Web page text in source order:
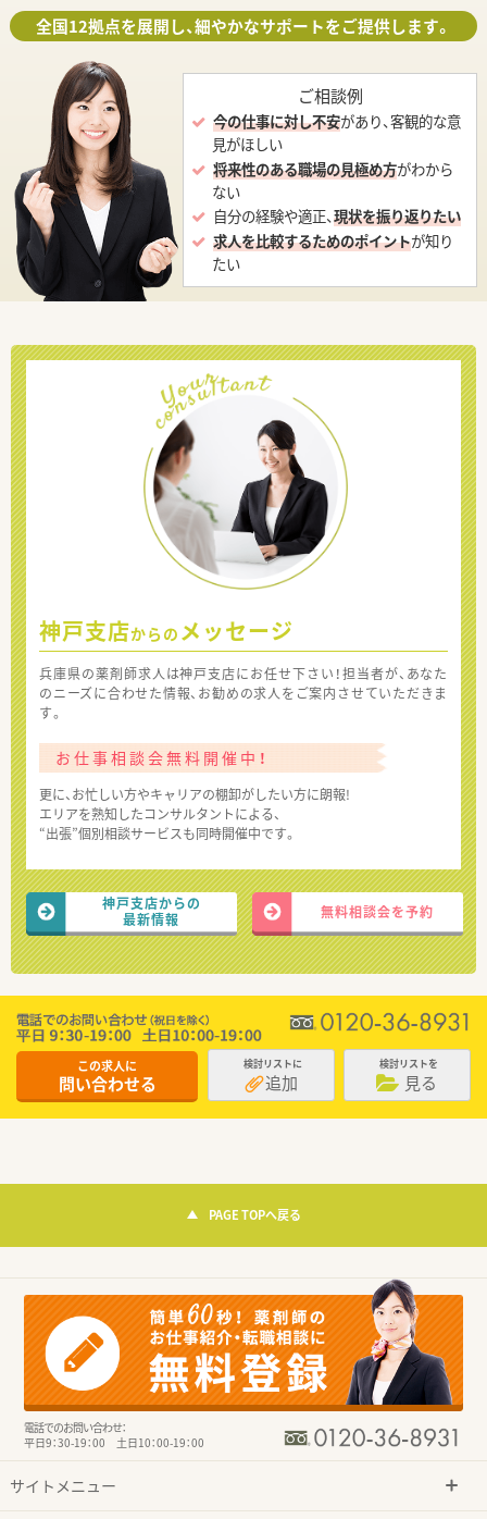
全国12拠点を展開し、細やかなサポートをご提供します。
ご相談例
今の仕事に対し不安があり、客観的な意
見がほしい
将来性のある職場の見極め方がわから
ない
自分の経験や適正、現状を振り返りたい
求人を比較するためのポイントが知り
たい
神戸支店からの メッセージ
兵庫県の薬剤師求人は神戸支店にお任せ下さい！担当者が、あなた
のニーズに合わせた情報、お勧めの求人をご案内させていただきま
す。
お仕事相談会無料開催中！
更に、お忙しい方やキャリアの棚卸がしたい方に朗報!
エリアを熟知したコンサルタントによる、
“出張”個別相談サービスも同時開催中です。
神戸支店からの
最新情報
無料相談会を予約
この求人に
問い合わせる
検討リストに
追加
検討リストを
見る
PAGE TOPへ戻る
電話でのお問い合わせ：
平日9：30-19：00 土日10：00-19：00
サイトメニュー